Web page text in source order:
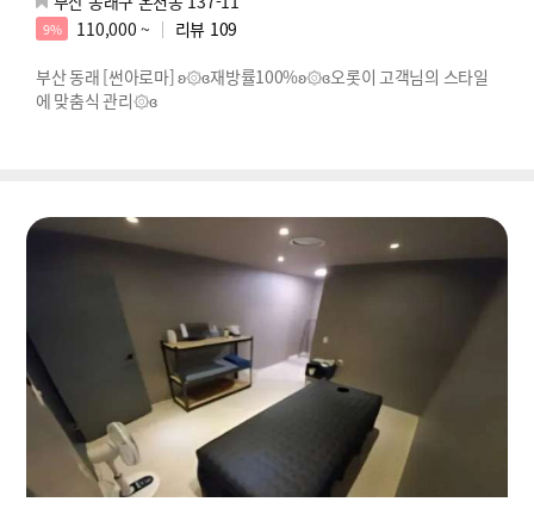
9% 110,000 ~ 리뷰 109
부산 동래 [썬아로마] ʚ۞ɞ재방률100%ʚ۞ɞ오롯이 고객님의 스타일
에 맞춤식 관리۞ɞ